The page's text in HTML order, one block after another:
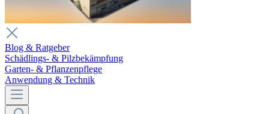
Blog & Ratgeber
Schädlings- & Pilzbekämpfung
Garten- & Pflanzenpflege
Anwendung & Technik